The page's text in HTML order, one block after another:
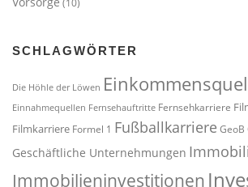
SCHLAGWÖRTER
Die Höhle der Löwen
Einnahmequellen Fernsehauftritte Fernsehkarriere
Filmkarriere Formel 1 Fußballkarriere GeoB
Geschäftliche Unternehmungen
Immobilieninvestitionen